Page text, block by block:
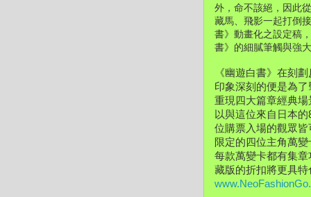
外，命不該絕，因此
藏馬、飛影一起打倒
書》動畫化之設定稿
書》的細膩筆觸與強
《幽遊白書》在刻
印象深刻的便是為
重現四大篇章經典
以與這位來自日本
位購票入場的觀眾
限定的四位主角萬
每款萬變卡都有集